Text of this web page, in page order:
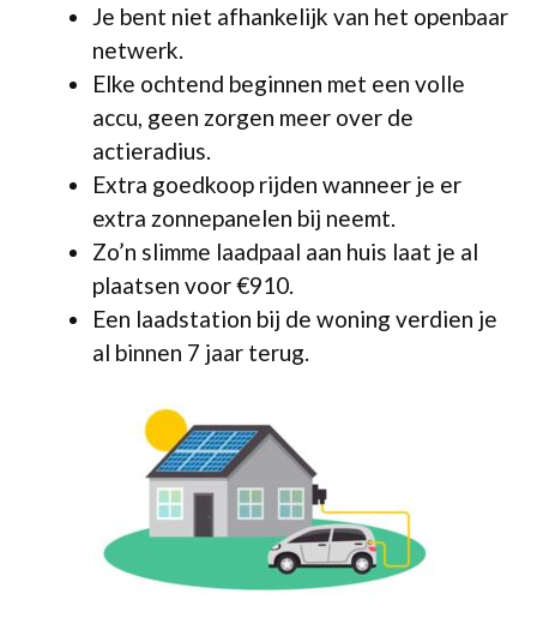
Je bent niet afhankelijk van het openbaar
netwerk.
Elke ochtend beginnen met een volle
accu, geen zorgen meer over de
actieradius.
Extra goedkoop rijden wanneer je er
extra zonnepanelen bij neemt.
Zo’n slimme laadpaal aan huis laat je al
plaatsen voor €910.
Een laadstation bij de woning verdien je
al binnen 7 jaar terug.